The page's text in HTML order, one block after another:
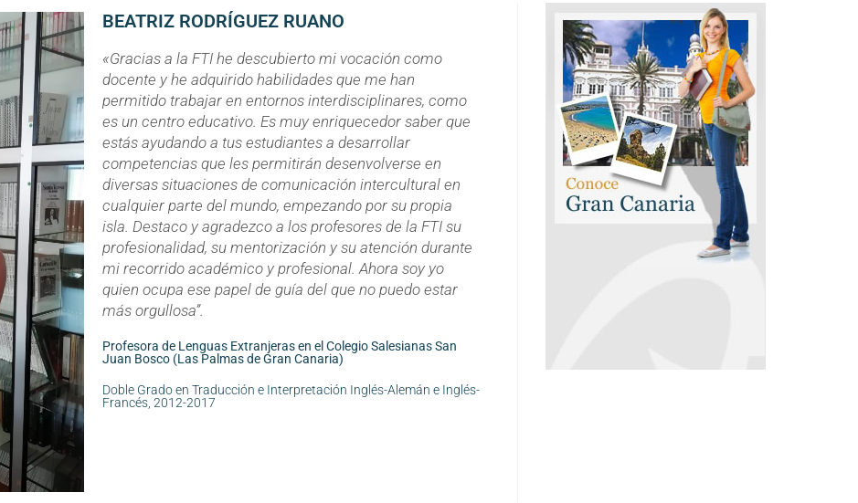
BEATRIZ RODRÍGUEZ RUANO
«Gracias a la FTI he descubierto mi vocación como
docente y he adquirido habilidades que me han
permitido trabajar en entornos interdisciplinares, como
es un centro educativo. Es muy enriquecedor saber que
estás ayudando a tus estudiantes a desarrollar
competencias que les permitirán desenvolverse en
diversas situaciones de comunicación intercultural en
cualquier parte del mundo, empezando por su propia
isla. Destaco y agradezco a los profesores de la FTI su
profesionalidad, su mentorización y su atención durante
mi recorrido académico y profesional. Ahora soy yo
quien ocupa ese papel de guía del que no puedo estar
más orgullosa”.
Profesora de Lenguas Extranjeras en el Colegio Salesianas San
Juan Bosco (Las Palmas de Gran Canaria)
Doble Grado en Traducción e Interpretación Inglés-Alemán e Inglés-
Francés, 2012-2017